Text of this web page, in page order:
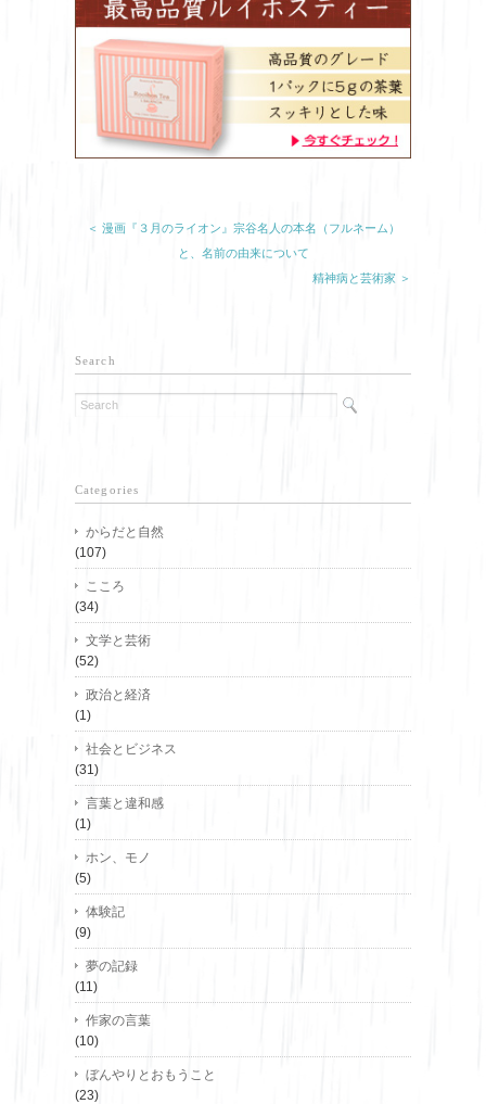
＜ 漫画『３月のライオン』宗谷名人の本名（フルネーム）
と、名前の由来について
精神病と芸術家 ＞
Search
Categories
からだと自然
(107)
こころ
(34)
文学と芸術
(52)
政治と経済
(1)
社会とビジネス
(31)
言葉と違和感
(1)
ホン、モノ
(5)
体験記
(9)
夢の記録
(11)
作家の言葉
(10)
ぼんやりとおもうこと
(23)